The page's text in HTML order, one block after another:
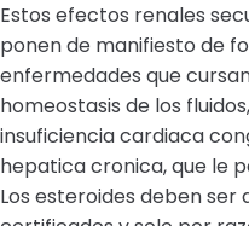
Estos efectos renales
ponen de manifiesto de
enfermedades que
homeostasis de los
insuficiencia cardiaca
hepatica cronica, que le
Los esteroides deben